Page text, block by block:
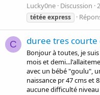
Lucky0ne Discussion
tétéeexpress
C duree tres courte
Bonjour à toutes, je
mois et
avec un bébé "goulu",
naissance pr 47 cms et
aucune difficulté niveau